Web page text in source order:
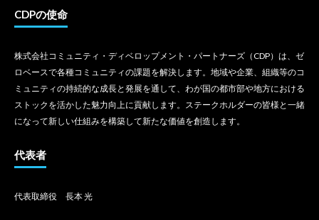
CDPの使命
株式会社コミュニティ・ディベロップメント・パートナーズ（CDP）は、ゼ
ロベースで各種コミュニティの課題を解決します。地域や企業、組織等のコ
ミュニティの持続的な成長と発展を通して、わが国の都市部や地方における
ストックを活かした魅力向上に貢献します。ステークホルダーの皆様と一緒
になって新しい仕組みを構築して新たな価値を創造します。
代表者
代表取締役 長本 光